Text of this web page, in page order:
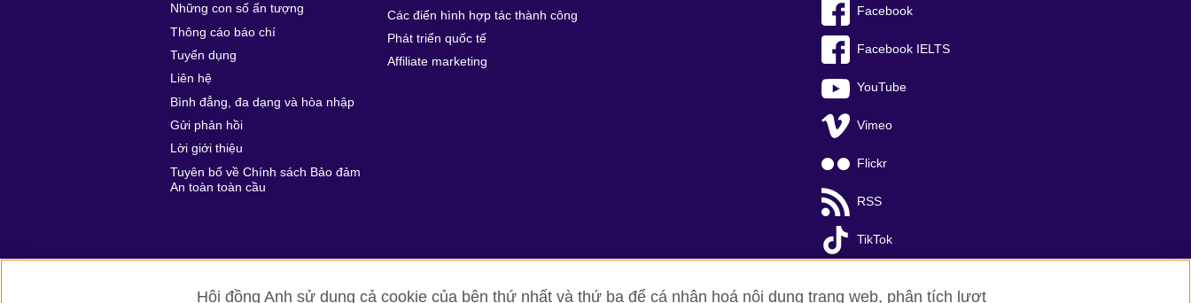
Những con số ấn tượng
Thông cáo báo chí
Tuyển dụng
Liên hệ
Bình đẳng, đa dạng và hòa nhập
Gửi phản hồi
Lời giới thiệu
Tuyên bố về Chính sách Bảo đảm
An toàn toàn cầu
Các điển hình hợp tác thành công
Phát triển quốc tế
Affiliate marketing
Facebook
Facebook IELTS
YouTube
Vimeo
Flickr
RSS
TikTok
Hội đồng Anh sử dụng cả cookie của bên thứ nhất và thứ ba để cá nhân hoá nội dung trang web, phân tích lượt